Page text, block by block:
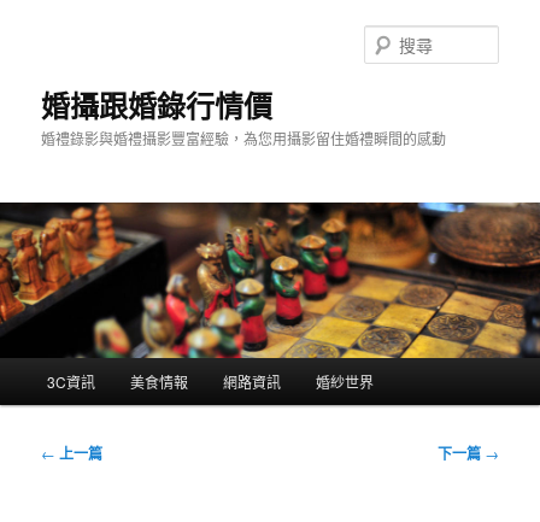
婚攝跟婚錄行情價
婚禮錄影與婚禮攝影豐富經驗，為您用攝影留住婚禮瞬間的感動
尋
3C資訊 美食情報 網路資訊 婚紗世界
文
← 上一篇 下一篇 →